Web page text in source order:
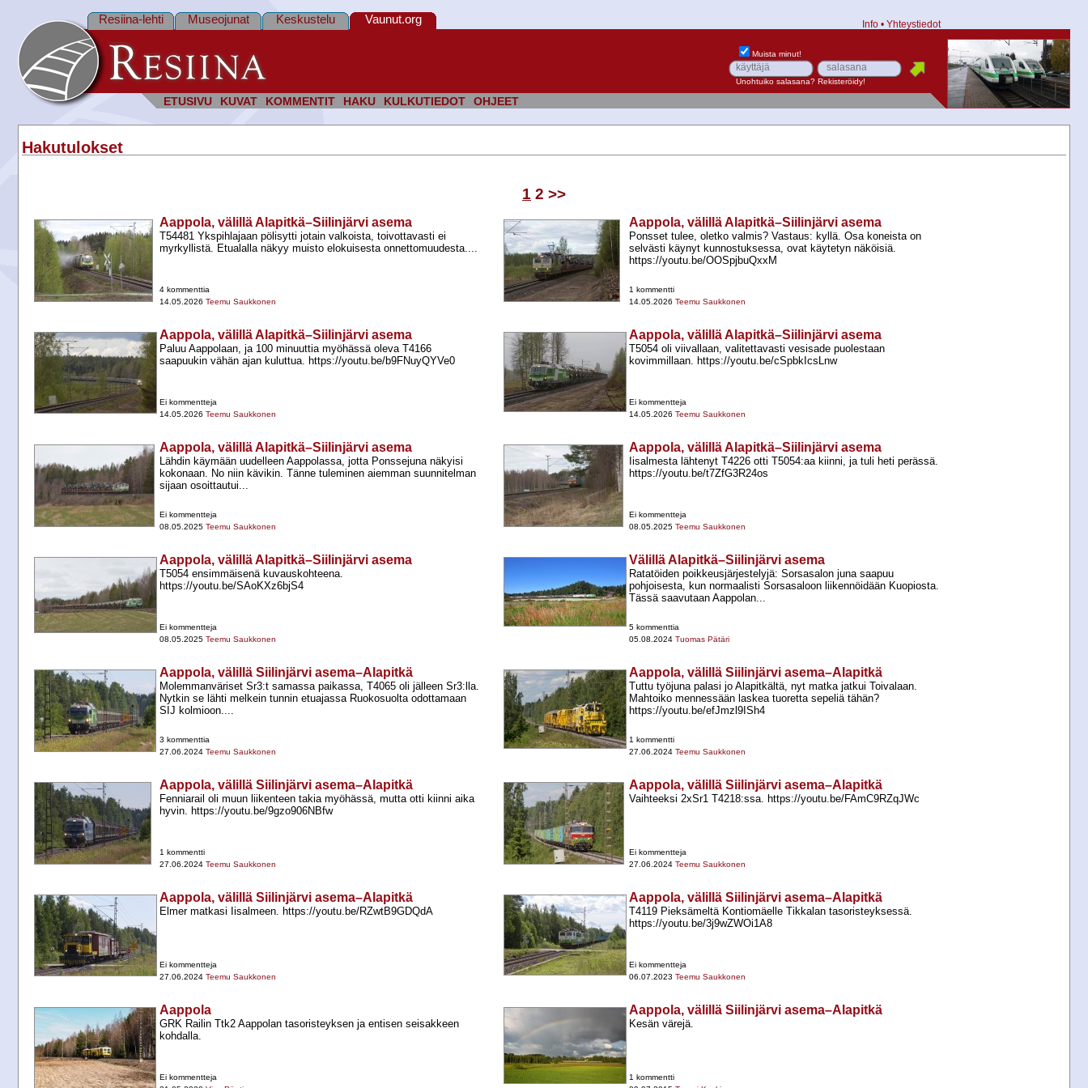
ETUSIVU KUVAT KOMMENTIT HAKU KULKUTIEDOT OHJEET
Resiina-lehti Museojunat Keskustelu Vaunut.org Info • Yhteystiedot
Muista minut!
Unohtuiko salasana? Rekisteröidy!
Hakutulokset
1 2 >>
Aappola, välillä Alapitkä–Siilinjärvi asema
T54481 Ykspihlajaan pölisytti jotain valkoista, toivottavasti ei
myrkyllistä. Etualalla näkyy muisto elokuisesta onnettomuudesta....
4 kommenttia
14.05.2026 Teemu Saukkonen
Aappola, välillä Alapitkä–Siilinjärvi asema
Ponsset tulee, oletko valmis? Vastaus: kyllä. Osa koneista on
selvästi käynyt kunnostuksessa, ovat käytetyn näköisiä.
https://youtu.be/OOSpjbuQxxM
1 kommentti
14.05.2026 Teemu Saukkonen
Aappola, välillä Alapitkä–Siilinjärvi asema
Paluu Aappolaan, ja 100 minuuttia myöhässä oleva T4166
saapuukin vähän ajan kuluttua. https://youtu.be/b9FNuyQYVe0
Ei kommentteja
14.05.2026 Teemu Saukkonen
Aappola, välillä Alapitkä–Siilinjärvi asema
T5054 oli viivallaan, valitettavasti vesisade puolestaan
kovimmillaan. https://youtu.be/cSpbkIcsLnw
Ei kommentteja
14.05.2026 Teemu Saukkonen
Aappola, välillä Alapitkä–Siilinjärvi asema
Lähdin käymään uudelleen Aappolassa, jotta Ponssejuna näkyisi
kokonaan. No niin kävikin. Tänne tuleminen aiemman suunnitelman
sijaan osoittautui...
Ei kommentteja
08.05.2025 Teemu Saukkonen
Aappola, välillä Alapitkä–Siilinjärvi asema
Iisalmesta lähtenyt T4226 otti T5054:aa kiinni, ja tuli heti perässä.
https://youtu.be/t7ZfG3R24os
Ei kommentteja
08.05.2025 Teemu Saukkonen
Aappola, välillä Alapitkä–Siilinjärvi asema
T5054 ensimmäisenä kuvauskohteena.
https://youtu.be/SAoKXz6bjS4
Ei kommentteja
08.05.2025 Teemu Saukkonen
Välillä Alapitkä–Siilinjärvi asema
Ratatöiden poikkeusjärjestelyjä: Sorsasalon juna saapuu
pohjoisesta, kun normaalisti Sorsasaloon liikennöidään Kuopiosta.
Tässä saavutaan Aappolan...
5 kommenttia
05.08.2024 Tuomas Pätäri
Aappola, välillä Siilinjärvi asema–Alapitkä
Molemmanväriset Sr3:t samassa paikassa, T4065 oli jälleen Sr3:lla.
Nytkin se lähti melkein tunnin etuajassa Ruokosuolta odottamaan
SIJ kolmioon....
3 kommenttia
27.06.2024 Teemu Saukkonen
Aappola, välillä Siilinjärvi asema–Alapitkä
Tuttu työjuna palasi jo Alapitkältä, nyt matka jatkui Toivalaan.
Mahtoiko mennessään laskea tuoretta sepeliä tähän?
https://youtu.be/efJmzl9ISh4
1 kommentti
27.06.2024 Teemu Saukkonen
Aappola, välillä Siilinjärvi asema–Alapitkä
Fenniarail oli muun liikenteen takia myöhässä, mutta otti kiinni aika
hyvin. https://youtu.be/9gzo906NBfw
1 kommentti
27.06.2024 Teemu Saukkonen
Aappola, välillä Siilinjärvi asema–Alapitkä
Vaihteeksi 2xSr1 T4218:ssa. https://youtu.be/FAmC9RZqJWc
Ei kommentteja
27.06.2024 Teemu Saukkonen
Aappola, välillä Siilinjärvi asema–Alapitkä
Elmer matkasi Iisalmeen. https://youtu.be/RZwtB9GDQdA
Ei kommentteja
27.06.2024 Teemu Saukkonen
Aappola, välillä Siilinjärvi asema–Alapitkä
T4119 Pieksämeltä Kontiomäelle Tikkalan tasoristeyksessä.
https://youtu.be/3j9wZWOi1A8
Ei kommentteja
06.07.2023 Teemu Saukkonen
Aappola
GRK Railin Ttk2 Aappolan tasoristeyksen ja entisen seisakkeen
kohdalla.
Ei kommentteja
Aappola, välillä Siilinjärvi asema–Alapitkä
Kesän värejä.
1 kommentti